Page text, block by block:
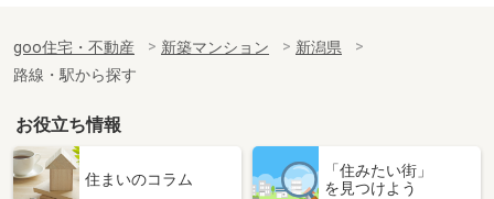
goo住宅・不動産 新築マンション
新潟県
路線・駅から探す
お役立ち情報
住まいのコラム
「住みたい街」
を見つけよう